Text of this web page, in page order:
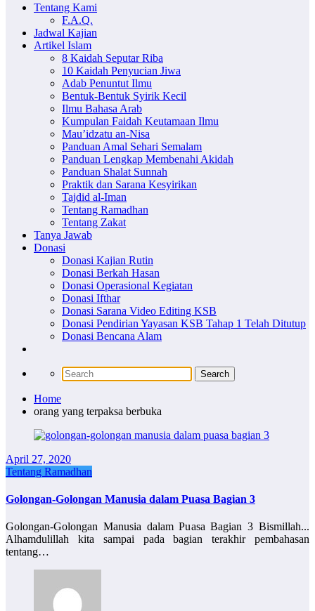
Tentang Kami
F.A.Q.
Jadwal Kajian
Artikel Islam
8 Kaidah Seputar Riba
10 Kaidah Penyucian Jiwa
Adab Penuntut Ilmu
Bentuk-Bentuk Syirik Kecil
Ilmu Bahasa Arab
Kumpulan Faidah Keutamaan Ilmu
Mau’idzatu an-Nisa
Panduan Amal Sehari Semalam
Panduan Lengkap Membenahi Akidah
Panduan Shalat Sunnah
Praktik dan Sarana Kesyirikan
Tajdid al-Iman
Tentang Ramadhan
Tentang Zakat
Tanya Jawab
Donasi
Donasi Kajian Rutin
Donasi Berkah Hasan
Donasi Operasional Kegiatan
Donasi Ifthar
Donasi Sarana Video Editing KSB
Donasi Pendirian Yayasan KSB Tahap 1 Telah Ditutup
Donasi Bencana Alam
Home
orang yang terpaksa berbuka
April 27, 2020
Tentang Ramadhan
Golongan-Golongan Manusia dalam Puasa Bagian 3
Golongan-Golongan Manusia dalam Puasa Bagian 3 Bismillah...
Alhamdulillah kita sampai pada bagian terakhir pembahasan
tentang…